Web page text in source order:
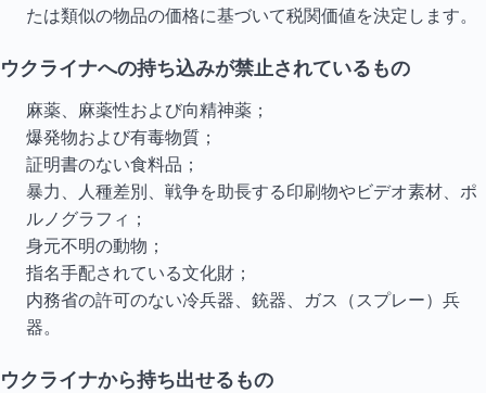
たは類似の物品の価格に基づいて税関価値を決定します。
ウクライナへの持ち込みが禁止されているもの
麻薬、麻薬性および向精神薬；
爆発物および有毒物質；
証明書のない食料品；
暴力、人種差別、戦争を助長する印刷物やビデオ素材、ポ
ルノグラフィ；
身元不明の動物；
指名手配されている文化財；
内務省の許可のない冷兵器、銃器、ガス（スプレー）兵
器。
ウクライナから持ち出せるもの